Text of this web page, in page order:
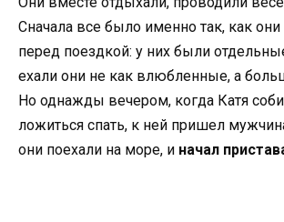
Сначала все было именно так, как
перед поездкой: у них были
ехали они не как влюбленные, а
Но однажды вечером, когда Катя
ложиться спать, к ней пришел
они поехали на море, и начал